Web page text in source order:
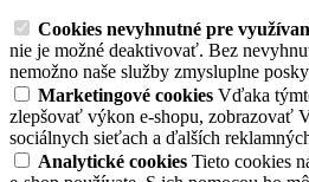
Cookies nevyhnutné pre
nie je možné deaktivovať. Bez
nemožno naše služby zmysluplne
Marketingové cookies Vďaka
zlepšovať výkon e-shopu, zobrazovať
sociálnych sieťach a ďalších
Analytické cookies Tieto cookies